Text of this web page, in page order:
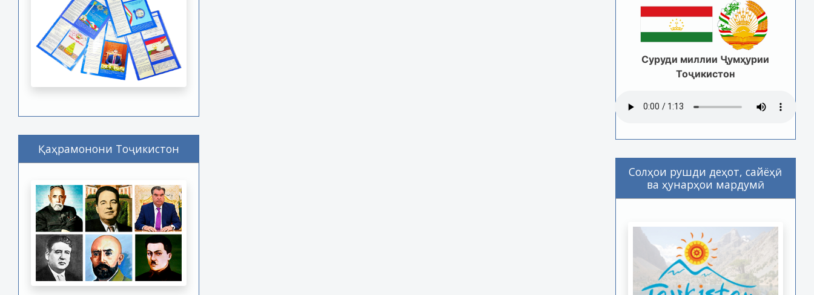
Қаҳрамонони Тоҷикистон
Суруди миллии Ҷумҳурии
Тоҷикистон
Солҳои рушди деҳот, сайёҳӣ
ва ҳунарҳои мардумӣ